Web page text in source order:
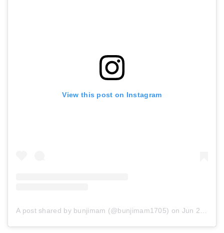
View this post on Instagram
A post shared by bunjimam (@bunjimam1705) on Jun 2, 2017 at 5:18am PDT